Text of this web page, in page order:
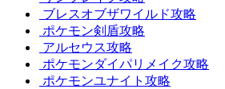
ブレスオブザワイルド攻略
ポケモン剣盾攻略
アルセウス攻略
ポケモンダイパリメイク攻略
ポケモンユナイト攻略